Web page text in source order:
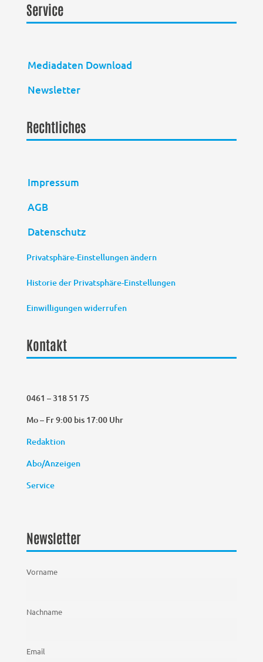
Service
Mediadaten Download
Newsletter
Rechtliches
Impressum
AGB
Datenschutz
Privatsphäre-Einstellungen ändern
Historie der Privatsphäre-Einstellungen
Einwilligungen widerrufen
Kontakt
0461 – 318 51 75
Mo – Fr 9:00 bis 17:00 Uhr
Redaktion
Abo/Anzeigen
Service
Newsletter
Vorname
Nachname
Email